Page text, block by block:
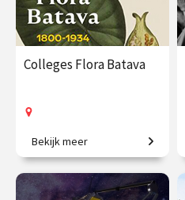
Colleges Flora Batava
Een botanisch topstuk.
Bekijk meer